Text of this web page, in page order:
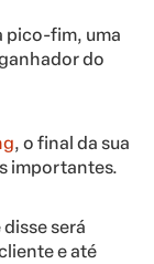
pico-fim, uma
do
, o final da sua
importantes.
será
e até